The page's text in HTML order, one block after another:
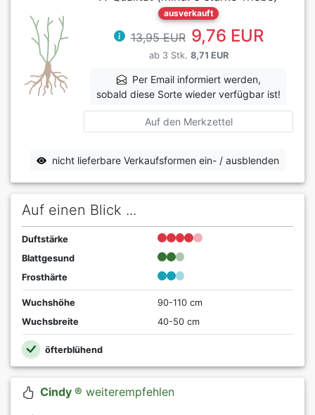
ausverkauft
13,95 EUR 9,76 EUR
ab 3 Stk. 8,71 EUR
Per Email informiert werden,
sobald diese Sorte wieder verfügbar ist!
Auf den Merkzettel
nicht lieferbare Verkaufsformen ein- / ausblenden
Auf einen Blick ...
Duftstärke
Blattgesund
Frosthärte
Wuchshöhe
90-110 cm
Wuchsbreite
40-50 cm
öfterblühend
Cindy ® weiterempfehlen